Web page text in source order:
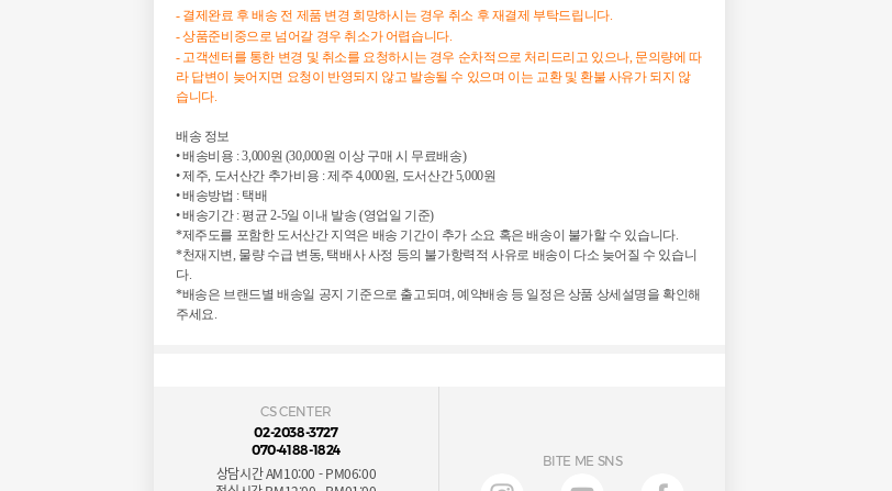
- 결제완료 후 배송 전 제품 변경 희망하시는 경우 취소 후 재결제 부탁드립니다.
- 상품준비중으로 넘어갈 경우 취소가 어렵습니다.
- 고객센터를 통한 변경 및 취소를 요청하시는 경우 순차적으로 처리드리고 있으나, 문의량에 따
라 답변이 늦어지면 요청이 반영되지 않고 발송될 수 있으며 이는 교환 및 환불 사유가 되지 않
습니다.
배송 정보
• 배송비용 : 3,000원 (30,000원 이상 구매 시 무료배송)
• 제주, 도서산간 추가비용 : 제주 4,000원, 도서산간 5,000원
• 배송방법 : 택배
• 배송기간 : 평균 2-5일 이내 발송 (영업일 기준)
*제주도를 포함한 도서산간 지역은 배송 기간이 추가 소요 혹은 배송이 불가할 수 있습니다.
*천재지변, 물량 수급 변동, 택배사 사정 등의 불가항력적 사유로 배송이 다소 늦어질 수 있습니
다.
*배송은 브랜드별 배송일 공지 기준으로 출고되며, 예약배송 등 일정은 상품 상세설명을 확인해
주세요.
CS CENTER
02-2038-3727
070-4188-1824
상담시간 AM10:00 - PM06:00
BITE ME SNS